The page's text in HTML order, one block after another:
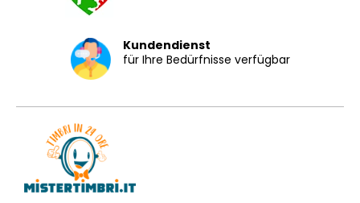
Kundendienst
für Ihre Bedürfnisse verfügbar